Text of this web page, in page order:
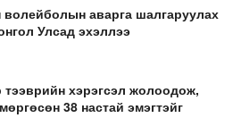
волейболын аварга шалгаруулах
Улсад эхэллээ
тээврийн хэрэгсэл жолоодож,
38 настай эмэгтэйг